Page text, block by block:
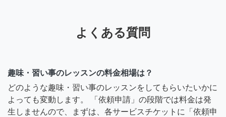
よくある質問
趣味・習い事のレッスンの料金相場は？
どのような趣味・習い事のレッスンをしてもらいたいかに
よっても変動します。 「依頼申請」の段階では料金は発
生しませんので、まずは、各サービスチケットに「依頼申